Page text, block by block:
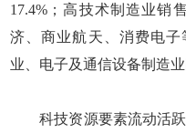
17.4%；高技术制造业销
济、商业航天、消费电
业、电子及通信设备制造业
科技资源要素流动活跃